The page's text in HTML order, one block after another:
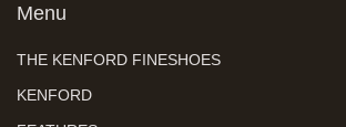
Menu
THE KENFORD FINESHOES
KENFORD